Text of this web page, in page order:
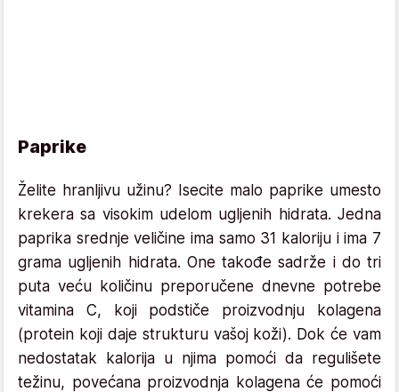
Paprike
Želite hranljivu užinu? Isecite malo paprike umesto
krekera sa visokim udelom ugljenih hidrata. Jedna
paprika srednje veličine ima samo 31 kaloriju i ima 7
grama ugljenih hidrata. One takođe sadrže i do tri
puta veću količinu preporučene dnevne potrebe
vitamina C, koji podstiče proizvodnju kolagena
(protein koji daje strukturu vašoj koži). Dok će vam
nedostatak kalorija u njima pomoći da regulišete
težinu, povećana proizvodnja kolagena će pomoći